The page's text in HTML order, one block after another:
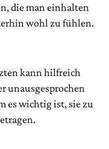
die man einhalten
wohl zu fühlen.
kann hilfreich
unausgesprochen
es wichtig ist, sie zu